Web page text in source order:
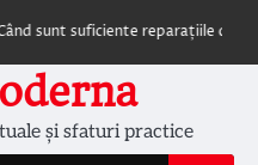
suficiente reparațiile de acoperiș și
și sfaturi practice